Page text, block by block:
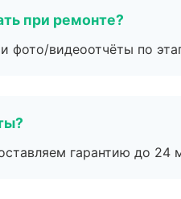
при ремонте?
фото/видеоотчёты по
гарантию до 24